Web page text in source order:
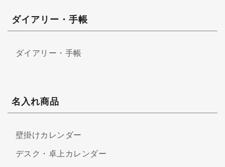
ダイアリー・手帳
ダイアリー・手帳
名入れ商品
壁掛けカレンダー
デスク・卓上カレンダー